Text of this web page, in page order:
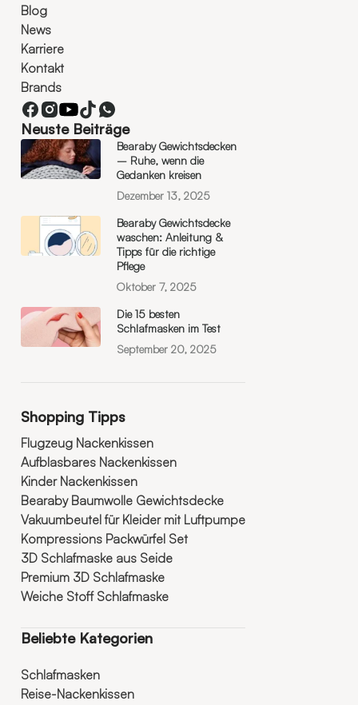
Blog
News
Karriere
Kontakt
Brands
Neuste Beiträge
Bearaby Gewichtsdecken
– Ruhe, wenn die
Gedanken kreisen
Dezember 13, 2025
Bearaby Gewichtsdecke
waschen: Anleitung &
Tipps für die richtige
Pflege
Oktober 7, 2025
Die 15 besten
Schlafmasken im Test
September 20, 2025
Shopping Tipps
Flugzeug Nackenkissen
Aufblasbares Nackenkissen
Kinder Nackenkissen
Bearaby Baumwolle Gewichtsdecke
Vakuumbeutel für Kleider mit Luftpumpe
Kompressions Packwürfel Set
3D Schlafmaske aus Seide
Premium 3D Schlafmaske
Weiche Stoff Schlafmaske
Beliebte Kategorien
Schlafmasken
Reise-Nackenkissen